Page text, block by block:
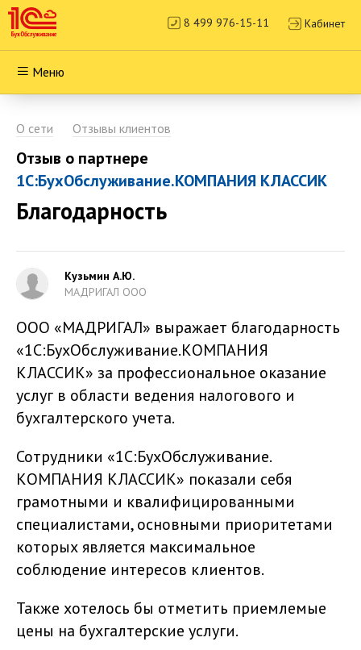
8 499 976-15-11 Кабинет
Меню
О сети Отзывы клиентов
Отзыв о партнере
1С:БухОбслуживание.КОМПАНИЯ КЛАССИК
Благодарность
Кузьмин А.Ю.
МАДРИГАЛ ООО
ООО «МАДРИГАЛ» выражает благодарность
«1С:БухОбслуживание.КОМПАНИЯ
КЛАССИК» за профессиональное оказание
услуг в области ведения налогового и
бухгалтерского учета.
Сотрудники «1С:БухОбслуживание.
КОМПАНИЯ КЛАССИК» показали себя
грамотными и квалифицированными
специалистами, основными приоритетами
которых является максимальное
соблюдение интересов клиентов.
Также хотелось бы отметить приемлемые
цены на бухгалтерские услуги.